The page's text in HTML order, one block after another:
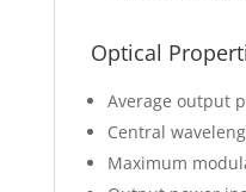
Optical
Average output
Central
Maximum